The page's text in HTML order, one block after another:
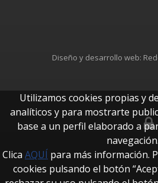
Diseño y desarrollo web:
btUpdate
Utilizamos cookies propias y
analíticos y para mostrarte
base a un perfil elaborado a
navegación.
Clica AQUÍ para más información.
cookies pulsando el botón